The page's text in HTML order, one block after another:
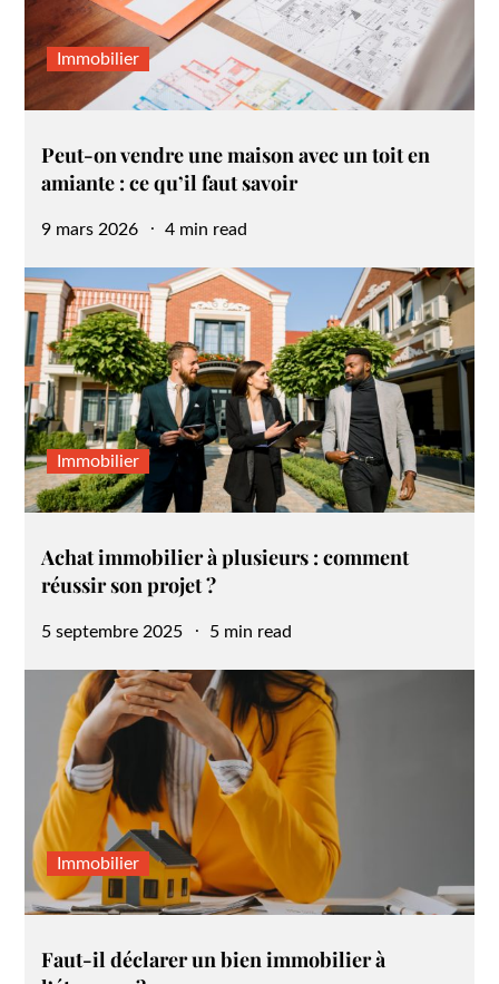
Immobilier
Peut-on vendre une maison avec un toit en
amiante : ce qu’il faut savoir
Posted
9 mars 2026 4 min read
Immobilier
Achat immobilier à plusieurs : comment
réussir son projet ?
Posted
5 septembre 2025 5 min read
Immobilier
Faut-il déclarer un bien immobilier à